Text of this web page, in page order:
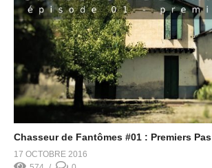
Chasseur de Fantômes #01 : Premiers Pas
17 OCTOBRE 2016